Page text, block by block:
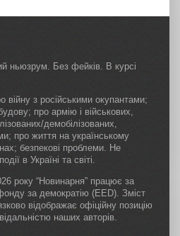
ньюзрум. Без фейків. В курсі
з російськими окупантами;
про армію і військових,
демобілізованих,
про життя на українському
безпекові проблеми. Не
в Україні та світі.
року “Новинарня” працює за
за демократію (EED). Зміст
відображає офіційну позицію
наших авторів.